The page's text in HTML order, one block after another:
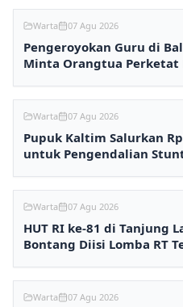
Warta 07 Agu 2026
Pengeroyokan Guru di
Minta Orangtua Perketat
Warta 07 Agu 2026
Pupuk Kaltim Salurkan
untuk Pengendalian
Warta 07 Agu 2026
HUT RI ke-81 di Tanjung
Bontang Diisi Lomba RT
Warta 07 Agu 2026